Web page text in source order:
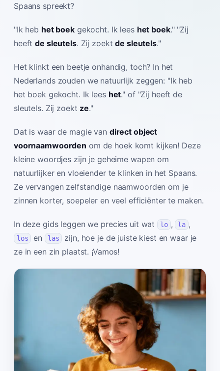
Spaans spreekt?
"Ik heb het boekgekocht. Ik lees het boek." "Zij
heeftde sleutels. Zij zoektde sleutels."
Het klinkt een beetje onhandig, toch? In het
Nederlands zouden we natuurlijk zeggen: "Ik heb
het boek gekocht. Ik lees het." of "Zij heeft de
sleutels. Zij zoekt ze."
Dat is waar de magie van direct object
voornaamwoorden om de hoek komt kijken! Deze
kleine woordjes zijn je geheime wapen om
natuurlijker en vloeiender te klinken in het Spaans.
Ze vervangen zelfstandige naamwoorden om je
zinnen korter, soepeler en veel efficiënter te maken.
In deze gids leggen we precies uit wat lo , la ,
los en las
zijn, hoe je de juiste kiest en waar je
ze in een zin plaatst. ¡Vamos!